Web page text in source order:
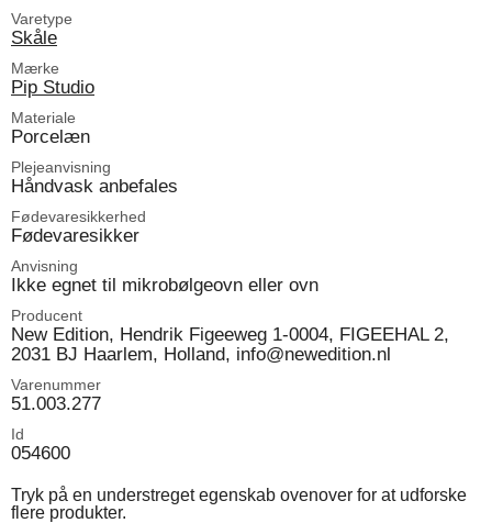
Varetype
Skåle
Mærke
Pip Studio
Materiale
Porcelæn
Plejeanvisning
Håndvask anbefales
Fødevaresikkerhed
Fødevaresikker
Anvisning
Ikke egnet til mikrobølgeovn eller ovn
Producent
New Edition, Hendrik Figeeweg 1-0004, FIGEEHAL 2,
2031 BJ Haarlem, Holland, info@newedition.nl
Varenummer
51.003.277
Id
054600
Tryk på en understreget egenskab ovenover for at udforske
flere produkter.